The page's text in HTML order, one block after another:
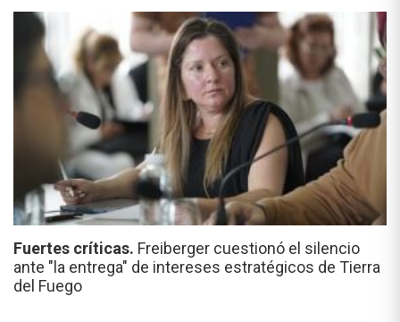
Fuertes críticas. Freiberger cuestionó el silencio
ante "la entrega" de intereses estratégicos de Tierra
del Fuego